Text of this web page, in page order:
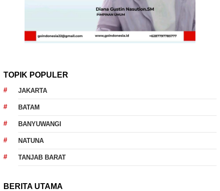
TOPIK POPULER
JAKARTA
BATAM
BANYUWANGI
NATUNA
TANJAB BARAT
BERITA UTAMA